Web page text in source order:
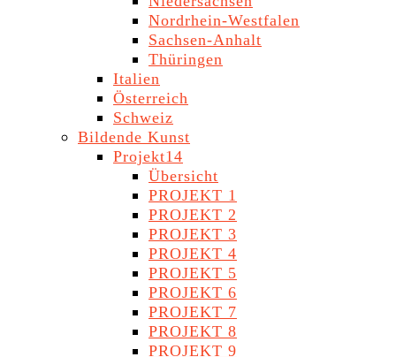
Nordrhein-Westfalen
Sachsen-Anhalt
Thüringen
Italien
Österreich
Schweiz
Bildende Kunst
Projekt14
Übersicht
PROJEKT 1
PROJEKT 2
PROJEKT 3
PROJEKT 4
PROJEKT 5
PROJEKT 6
PROJEKT 7
PROJEKT 8
PROJEKT 9